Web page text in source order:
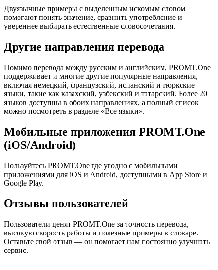
Двуязычные примеры с выделенным искомым словом
помогают понять значение, сравнить употребление и
увереннее выбирать естественные словосочетания.
Другие направления перевода
Помимо перевода между русским и английским, PROMT.One
поддерживает и многие другие популярные направления,
включая немецкий, французский, испанский и тюркские
языки, такие как казахский, узбекский и татарский. Более 20
языков доступны в обоих направлениях, а полный список
можно посмотреть в разделе «Все языки».
Мобильные приложения PROMT.One
(iOS/Android)
Пользуйтесь PROMT.One где угодно с мобильными
приложениями для iOS и Android, доступными в App Store и
Google Play.
Отзывы пользователей
Пользователи ценят PROMT.One за точность перевода,
высокую скорость работы и полезные примеры в словаре.
Оставьте свой отзыв — он помогает нам постоянно улучшать
сервис.